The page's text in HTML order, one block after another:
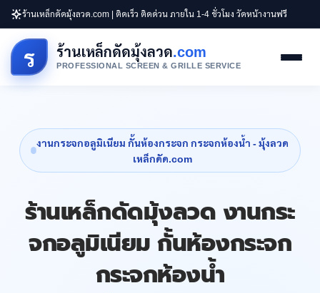
ร้านเหล็กดัดมุ้งลวด.com | ติดเร็ว ติดด่วน ภายใน 1-4 ชั่วโมง วัดหน้างานฟรี
ร ร้านเหล็กดัดมุ้งลวด.com
PROFESSIONAL SCREEN & GRILLE SERVICE
งานกระจกอลูมิเนียม กั้นห้องกระจก กระจกห้องน้ำ - มุ้งลวด
เหล็กดัด.com
ร้านเหล็กดัดมุ้งลวด งานกระ
จกอลูมิเนียม กั้นห้องกระจก
กระจกห้องน้ำ